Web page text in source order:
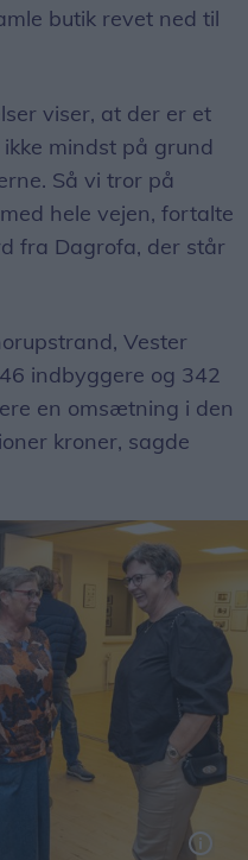
butik revet ned til
viser, at der er et
mindst på grund
Så vi tror på
hele vejen, fortalte
fra Dagrofa, der står
Vester
indbyggere og 342
en omsætning i den
kroner, sagde